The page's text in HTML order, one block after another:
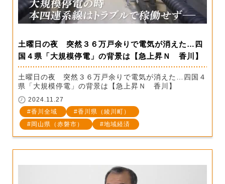
土曜日の夜 突然３６万戸余りで電気が消えた…四
国４県「大規模停電」の背景は【急上昇Ｎ 香川】
土曜日の夜 突然３６万戸余りで電気が消えた…四国４
県「大規模停電」の背景は【急上昇Ｎ 香川】
2024.11.27
香川全域
香川県（綾川町）
岡山県（赤磐市）
地域経済